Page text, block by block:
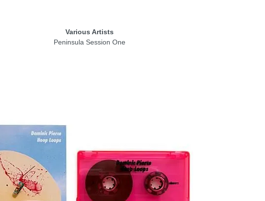
Various Artists
Peninsula Session One